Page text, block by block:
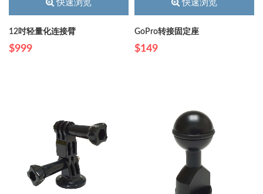
快速浏览
12吋轻量化连接臂
$999
快速浏览
GoPro转接固定座
$149